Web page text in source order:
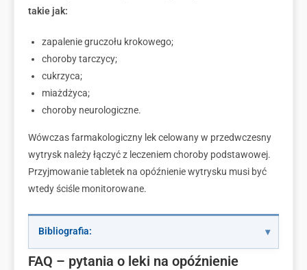
takie jak:
zapalenie gruczołu krokowego;
choroby tarczycy;
cukrzyca;
miażdżyca;
choroby neurologiczne.
Wówczas farmakologiczny lek celowany w przedwczesny
wytrysk należy łączyć z leczeniem choroby podstawowej.
Przyjmowanie tabletek na opóźnienie wytrysku musi być
wtedy ściśle monitorowane.
Bibliografia:
FAQ – pytania o leki na opóźnienie